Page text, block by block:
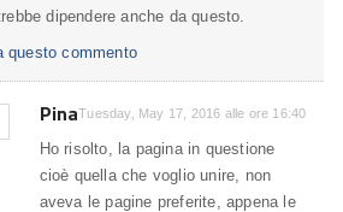
dipendere anche da questo.
questo commento
PinaTuesday, May 17, 2016 alle ore 16:40
Ho risolto, la pagina in questione
cioè quella che voglio unire, non
aveva le pagine preferite, appena le